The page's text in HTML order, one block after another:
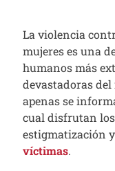
La violencia
mujeres es una
humanos más
devastadoras
apenas se
cual disfrutan
estigmatización
víctimas.